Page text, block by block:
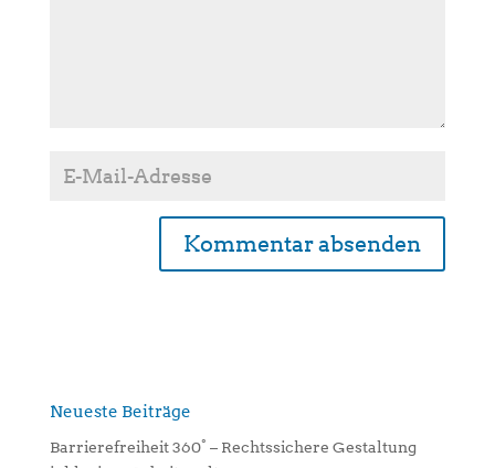
n
Neueste Beiträge
Barrierefreiheit 360° – Rechtssichere Gestaltung